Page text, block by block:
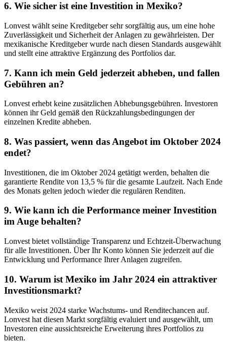
6. Wie sicher ist eine Investition in Mexiko?
Lonvest wählt seine Kreditgeber sehr sorgfältig aus, um eine hohe
Zuverlässigkeit und Sicherheit der Anlagen zu gewährleisten. Der
mexikanische Kreditgeber wurde nach diesen Standards ausgewählt
und stellt eine attraktive Ergänzung des Portfolios dar.
7. Kann ich mein Geld jederzeit abheben, und fallen
Gebühren an?
Lonvest erhebt keine zusätzlichen Abhebungsgebühren. Investoren
können ihr Geld gemäß den Rückzahlungsbedingungen der
einzelnen Kredite abheben.
8. Was passiert, wenn das Angebot im Oktober 2024
endet?
Investitionen, die im Oktober 2024 getätigt werden, behalten die
garantierte Rendite von 13,5 % für die gesamte Laufzeit. Nach Ende
des Monats gelten jedoch wieder die regulären Renditen.
9. Wie kann ich die Performance meiner Investition
im Auge behalten?
Lonvest bietet vollständige Transparenz und Echtzeit-Überwachung
für alle Investitionen. Über Ihr Konto können Sie jederzeit auf die
Entwicklung und Performance Ihrer Anlagen zugreifen.
10. Warum ist Mexiko im Jahr 2024 ein attraktiver
Investitionsmarkt?
Mexiko weist 2024 starke Wachstums- und Renditechancen auf.
Lonvest hat diesen Markt sorgfältig evaluiert und ausgewählt, um
Investoren eine aussichtsreiche Erweiterung ihres Portfolios zu
bieten.